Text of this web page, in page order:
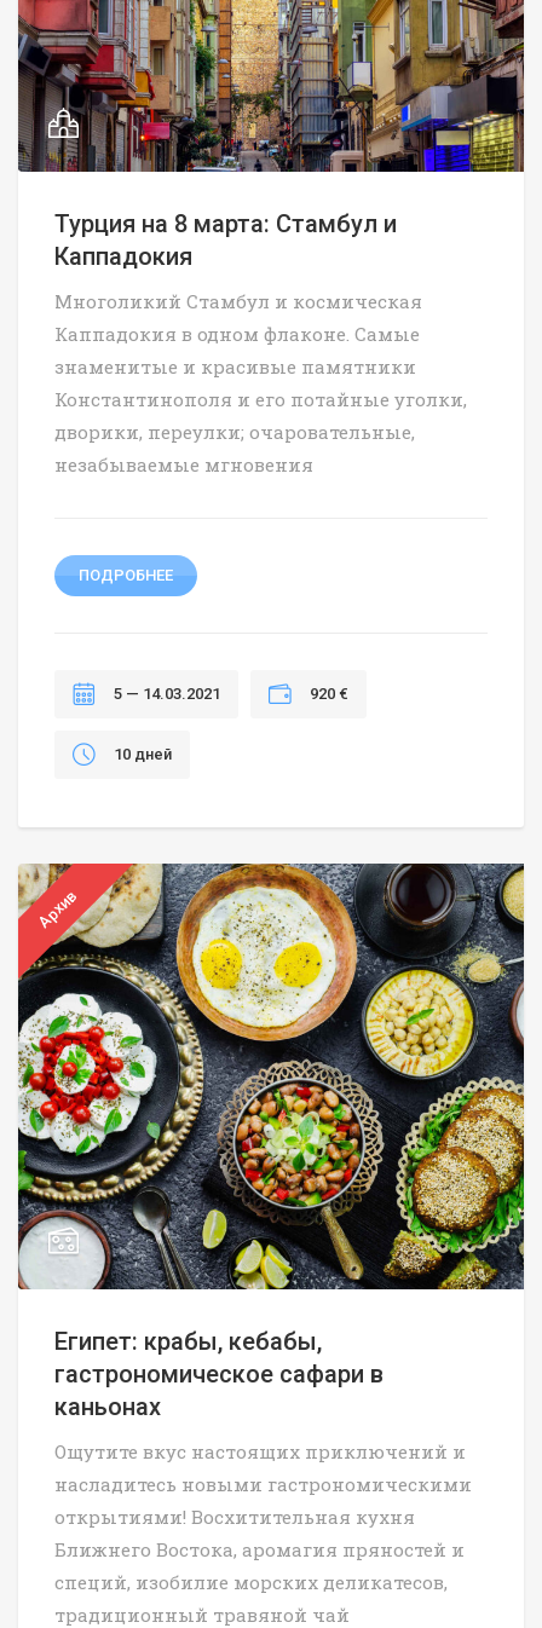
Турция на 8 марта: Стамбул и
Каппадокия
Многоликий Стамбул и космическая
Каппадокия в одном флаконе. Самые
знаменитые и красивые памятники
Константинополя и его потайные уголки,
дворики, переулки; очаровательные,
незабываемые мгновения
ПОДРОБНЕЕ
5 — 14.03.2021 920 €
10 дней
Архив
Египет: крабы, кебабы,
гастрономическое сафари в
каньонах
Ощутите вкус настоящих приключений и
насладитесь новыми гастрономическими
открытиями! Восхитительная кухня
Ближнего Востока, аромагия пряностей и
специй, изобилие морских деликатесов,
традиционный травяной чай